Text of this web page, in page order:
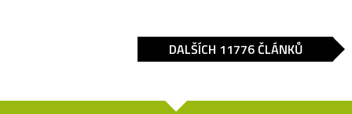
DALŠÍCH 11776 ČLÁNKŮ